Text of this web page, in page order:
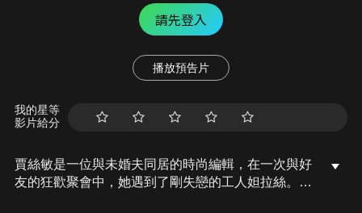
請先登入
播放預告片
我的星等
影片給分
賈絲敏是一位與未婚夫同居的時尚編輯，在一次與好
友的狂歡聚會中，她遇到了剛失戀的工人妲拉絲。妲